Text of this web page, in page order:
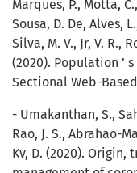
Marques, P., Motta,
Sousa, D. De, Alves,
Silva, M. V., Jr, V. R.,
(2020). Population ’
Sectional Web-
- Umakanthan, S.,
Rao, J. S., Abrahao-
Kv, D. (2020). Origin,